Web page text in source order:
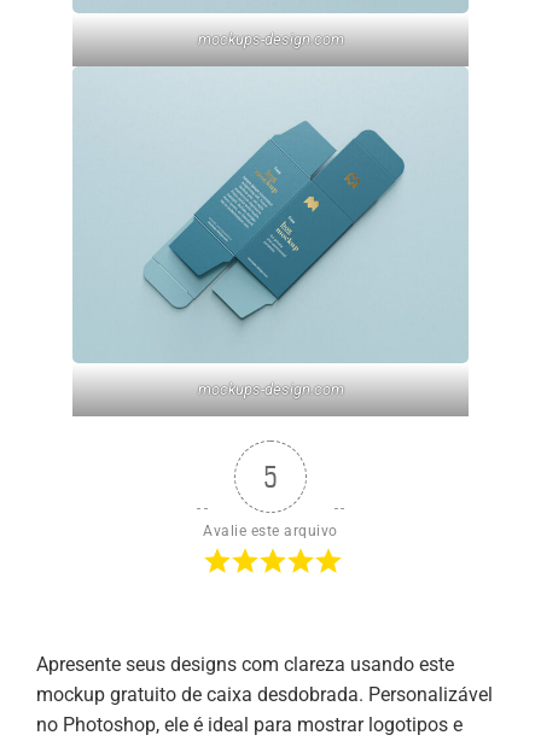
mockups-design.com
mockups-design.com
5
Avalie este arquivo
Apresente seus designs com clareza usando este
mockup gratuito de caixa desdobrada. Personalizável
no Photoshop, ele é ideal para mostrar logotipos e